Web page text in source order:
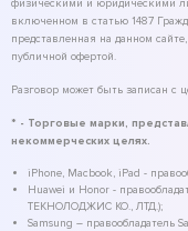
физическими и юридическими
включенном в статью 1487
представленная на данном
публичной офертой.
Разговор может быть записан с
* - Торговые марки,
некоммерческих целях.
iPhone, Macbook, iPad -
Huawei и Honor -
ТЕКНОЛОДЖИС КО., ЛТД.);
Samsung – правообладатель